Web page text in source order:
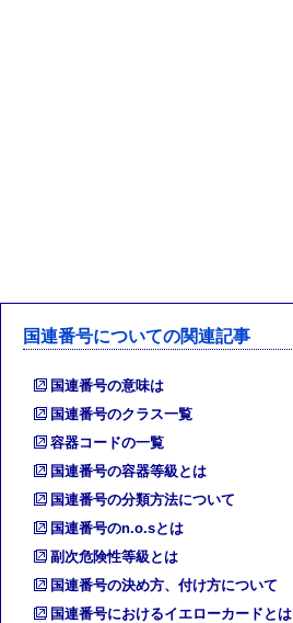
国連番号についての関連記事
国連番号の意味は
国連番号のクラス一覧
容器コードの一覧
国連番号の容器等級とは
国連番号の分類方法について
国連番号のn.o.sとは
副次危険性等級とは
国連番号の決め方、付け方について
国連番号におけるイエローカードとは